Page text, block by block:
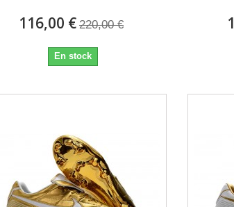
116,00 € 220,00 €
En stock